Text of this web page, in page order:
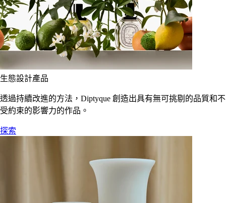
生態設計產品
透過持續改進的方法，Diptyque 創造出具有無可挑剔的品質和不
受約束的影響力的作品。
探索